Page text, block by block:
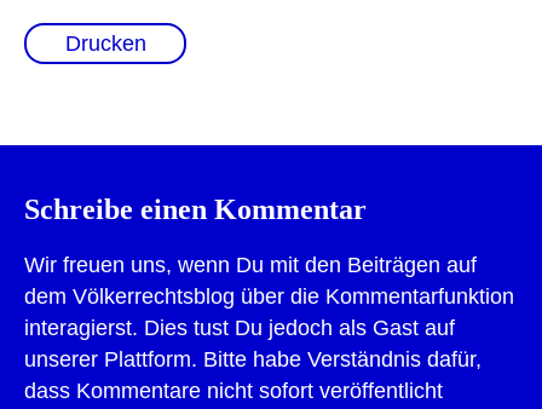
Drucken
Schreibe einen Kommentar
Wir freuen uns, wenn Du mit den Beiträgen auf
dem Völkerrechtsblog über die Kommentarfunktion
interagierst. Dies tust Du jedoch als Gast auf
unserer Plattform. Bitte habe Verständnis dafür,
dass Kommentare nicht sofort veröffentlicht